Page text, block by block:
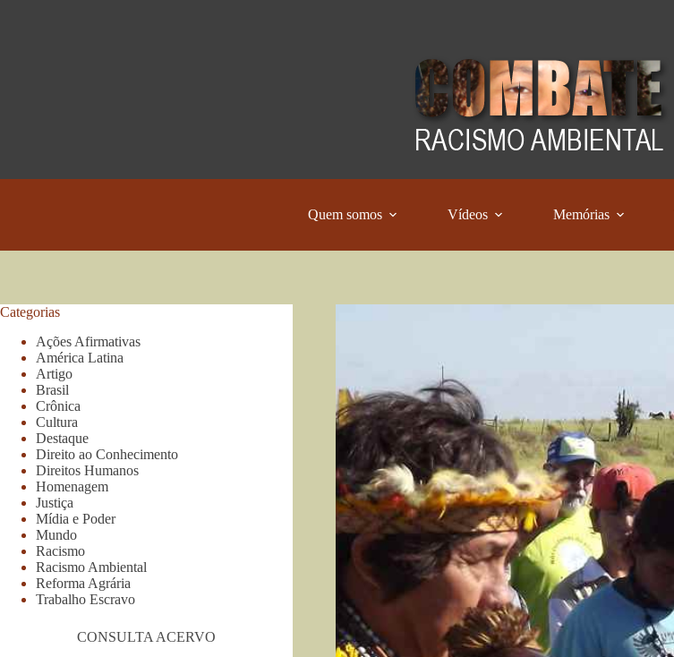
Quem somos Vídeos Memórias
Categorias
Ações Afirmativas
América Latina
Artigo
Brasil
Crônica
Cultura
Destaque
Direito ao Conhecimento
Direitos Humanos
Homenagem
Justiça
Mídia e Poder
Mundo
Racismo
Racismo Ambiental
Reforma Agrária
Trabalho Escravo
CONSULTA ACERVO